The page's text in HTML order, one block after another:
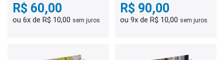
R$ 60,00
ou 6x de R$ 10,00 sem juros
R$ 90,00
ou 9x de R$ 10,00 sem juros